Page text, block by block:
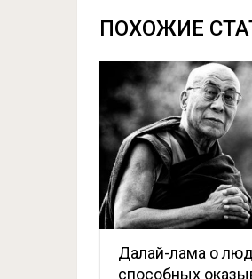
ПОХОЖИЕ
Далай-лама о
способных